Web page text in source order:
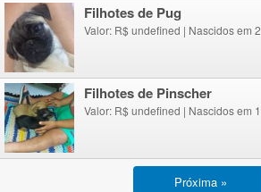
Filhotes de Pug
Valor: R$ undefined | Nascidos em
Filhotes de Pinscher
Valor: R$ undefined | Nascidos em
Próxima »